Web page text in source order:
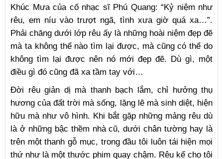
Khúc Mưa của cố nhạc sĩ Phú Quang: “Kỷ niệm như
rêu, em níu vào trượt ngã, tình xưa giờ quá xa…”.
Phải chăng dưới lớp rêu ấy là những hoài niệm đẹp đẽ
mà ta không thể nào tìm lại được, mà cũng có thể do
không tìm lại được nên nó mới đẹp đẽ. Dù gì, một
điều gì đó cũng đã xa tầm tay với…
Đời rêu giản dị mà thanh bạch lắm, chỉ hưởng thụ
hương của đất trời mà sống, lặng lẽ mà sinh diệt, hiện
hữu mà như vô hình. Khi bắt gặp những mảng rêu dù
là ở những bậc thềm nhà cũ, dưới chân tường hay là
trên một thanh gỗ mục, trong đầu tôi luôn tái hiện mọi
thứ như là một thước phim quay chậm. Rêu kể cho tôi